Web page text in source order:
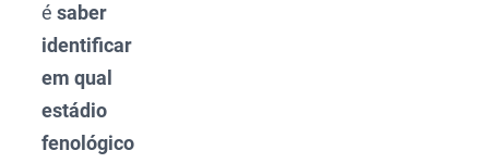
ésaber
identificar
em qual
estádio
fenológico